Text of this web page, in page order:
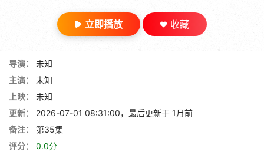
立即播放 收藏
导演：
未知
主演：
未知
上映：
未知
更新：
2026-07-01 08:31:00，最后更新于 1月前
备注：
第35集
评分：
0.0分